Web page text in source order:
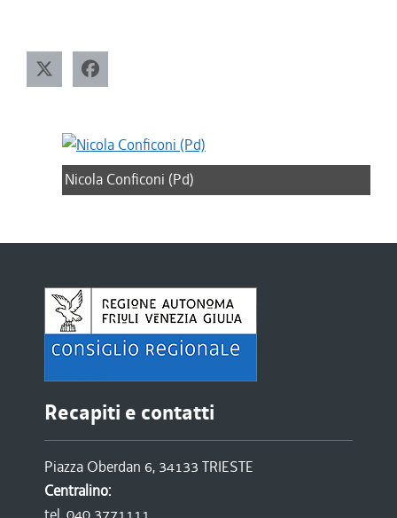
Nicola Conficoni (Pd)
Recapiti e contatti
Piazza Oberdan 6, 34133 TRIESTE
Centralino:
tel. 040 3771111